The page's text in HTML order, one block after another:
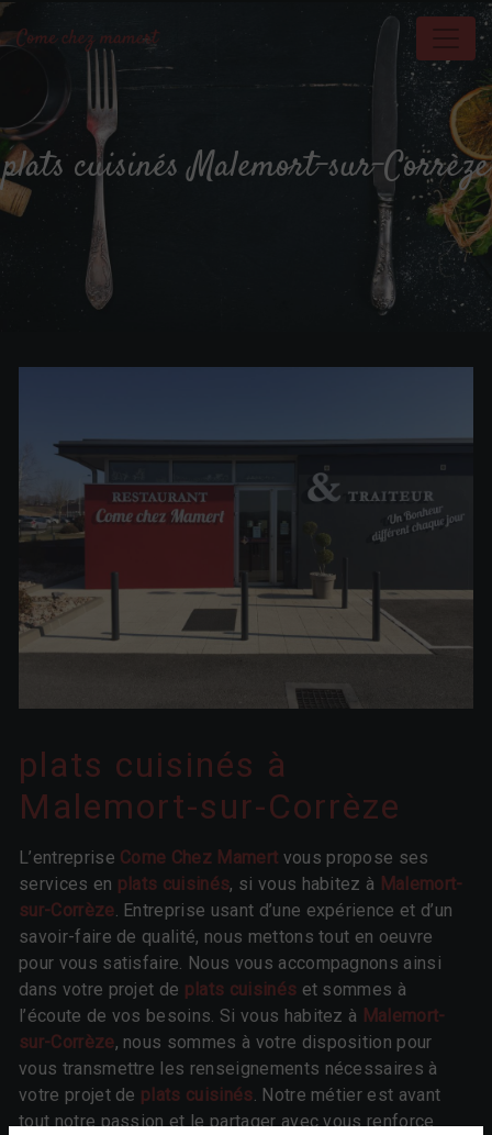
Panneau de gestion des cookies
plats cuisinés Malemort-sur-Corrèze
plats cuisinés à
Malemort-sur-Corrèze
L’entreprise Come Chez Mamert vous propose ses
services en plats cuisinés, si vous habitez à Malemort-
sur-Corrèze . Entreprise usant d’une expérience et d’un
savoir-faire de qualité, nous mettons tout en oeuvre
pour vous satisfaire. Nous vous accompagnons ainsi
dans votre projet de plats cuisinés et sommes à
l’écoute de vos besoins. Si vous habitez à Malemort-
sur-Corrèze, nous sommes à votre disposition pour
vous transmettre les renseignements nécessaires à
votre projet de plats cuisinés . Notre métier est avant
tout notre passion et le partager avec vous renforce